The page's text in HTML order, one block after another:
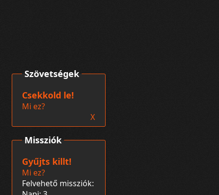
Missziók
Gyűjts killt!
Mi ez?
Felvehető missziók:
Szövetségek
Csekkold le!
Mi ez?
X